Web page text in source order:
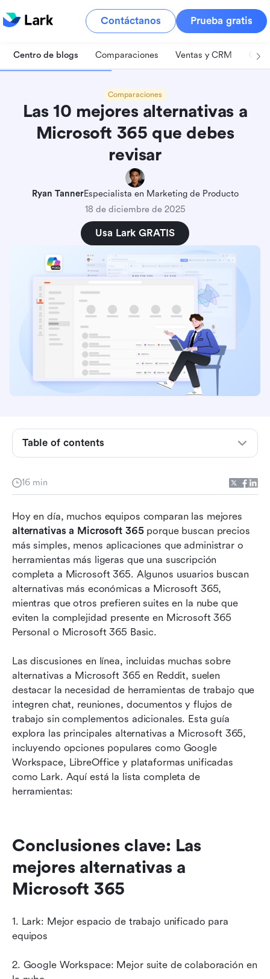
Contáctanos Prueba gratis
Centro de blogs Comparaciones Ventas y CRM
Comparaciones
Las 10 mejores alternativas a
Microsoft 365 que debes
revisar
Ryan TannerEspecialista en Marketing de Producto
18 de diciembre de 2025
Usa Lark GRATIS
16 min
alternativas a Microsoft 365 porque buscan precios
más simples, menos aplicaciones que administrar o
herramientas más ligeras que una suscripción
completa a Microsoft 365. Algunos usuarios buscan
alternativas más económicas a Microsoft 365,
mientras que otros prefieren suites en la nube que
eviten la complejidad presente en Microsoft 365
Personal o Microsoft 365 Basic.
Las discusiones en línea, incluidas muchas sobre
alternativas a Microsoft 365 en Reddit, suelen
destacar la necesidad de herramientas de trabajo que
integren chat, reuniones, documentos y flujos de
trabajo sin complementos adicionales. Esta guía
explora las principales alternativas a Microsoft 365,
incluyendo opciones populares como Google
Workspace, LibreOffice y plataformas unificadas
como Lark. Aquí está la lista completa de
herramientas:
Conclusiones clave: Las
mejores alternativas a
Microsoft 365
1. Lark: Mejor espacio de trabajo unificado para
equipos
2. Google Workspace: Mejor suite de colaboración en
Table of contents
Principales alternativas a Microsoft 365 de un
¿Qué es Microsoft 365?
Microsoft 365
Lista completa: 10 mejores plataformas
alternativas a Microsoft 365
Qué hace que una alternativa a Microsoft Office
sea sólida
Conclusión
Preguntas frecuentes
Lecturas relacionadas